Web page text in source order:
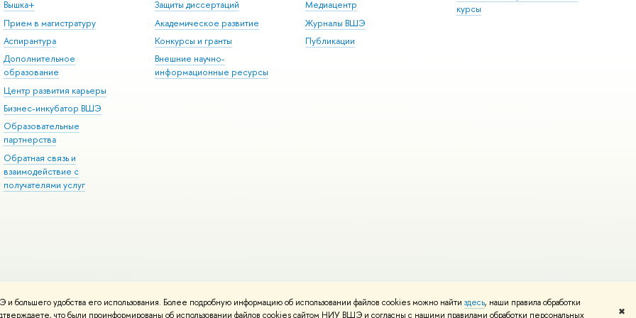
удобства его использования. Более подробную информацию об использовании файлов cookies можно найти здесь, наши правила обработки
что были проинформированы об использовании файлов cookies сайтом НИУ ВШЭ и согласны с нашими правилами обработки персональных ✖
Вышка+
Прием в магистратуру
Аспирантура
Дополнительное
образование
Центр развития карьеры
Бизнес-инкубатор ВШЭ
Образовательные
партнерства
Обратная связь и
взаимодействие с
получателями услуг
Защиты диссертаций
Академическое развитие
Конкурсы и гранты
Внешние научно-
информационные ресурсы
Медиацентр
Журналы ВШЭ
Публикации
курсы
Редактору
Условия использования материалов Политика конфиденциальности Карта сайта